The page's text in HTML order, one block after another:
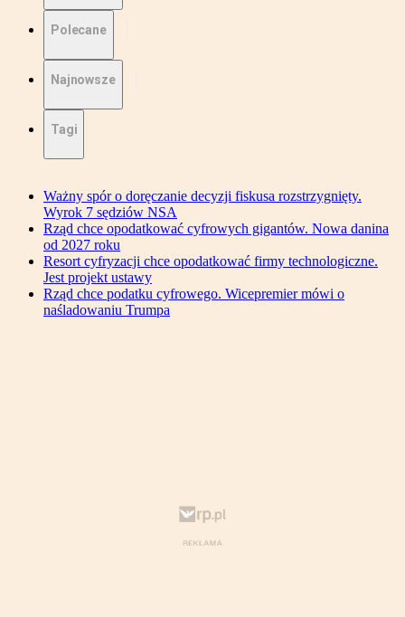
Polecane
Najnowsze
Tagi
Ważny spór o doręczanie decyzji fiskusa rozstrzygnięty.
Wyrok 7 sędziów NSA
Rząd chce opodatkować cyfrowych gigantów. Nowa danina
od 2027 roku
Resort cyfryzacji chce opodatkować firmy technologiczne.
Jest projekt ustawy
Rząd chce podatku cyfrowego. Wicepremier mówi o
naśladowaniu Trumpa